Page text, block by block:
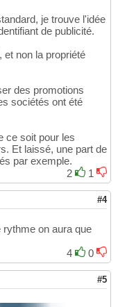
je trouve l'idée
de publicité.
et non la propriété
des promotions
sociétés ont été
ce soit pour les
Et laissé, une part de
par exemple.
2
1
#4
on aura que
4
0
#5